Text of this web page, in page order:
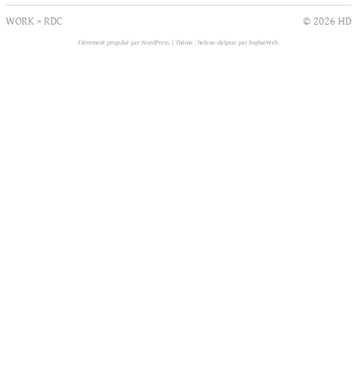
WORK>RDC © 2026 HD
Fièrement propulsé par WordPress. Thème : helene-delprat par SophieWeb.